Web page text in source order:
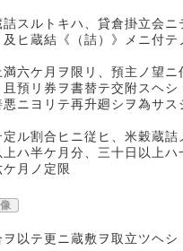
スルトキハ、貸倉掛立会
ヒ蔵結《（詰）》メニ付
六ケ月ヲ限リ、預主ノ望
預リ券ヲ書替テ交附スヘシ
ニヨリテ再升廻シヲ為サ
ル割合ヒニ従ヒ、米穀蔵
ハ半ケ月分、三十日以上
月ノ定限
以テ更ニ蔵敷ヲ取立ツヘシ